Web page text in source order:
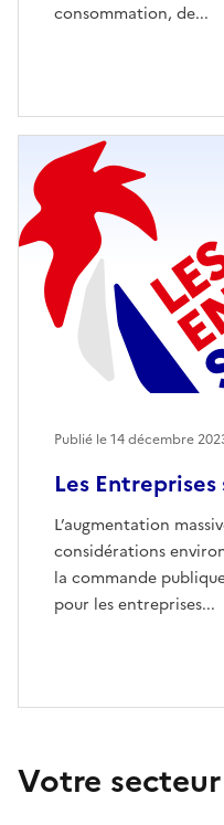
consommation, de...
Les
L’augmentation
considérations
la commande
pour les entreprises...
Publié le 14 décembre
Votre